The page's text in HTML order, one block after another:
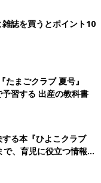
ル世界大会にて。「いつか
だそう。（杏さん
誌を買うとポイント10
たまごクラブ 夏号』
予習する 出産の教科書
る本『ひよこクラブ
、育児に役立つ情報が